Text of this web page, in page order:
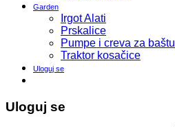
Garden
Irgot Alati
Prskalice
Pumpe i creva za baštu
Traktor kosačice
Uloguj se
Uloguj se